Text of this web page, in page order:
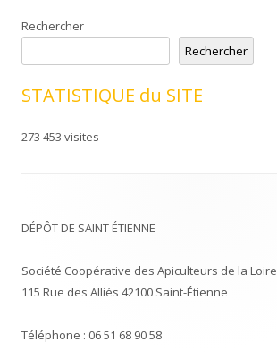
Rechercher
Rechercher
STATISTIQUE du SITE
273 453 visites
DÉPÔT DE SAINT ÉTIENNE
Société Coopérative des Apiculteurs de la Loire
115 Rue des Alliés 42100 Saint-Étienne
Téléphone : 06 51 68 90 58